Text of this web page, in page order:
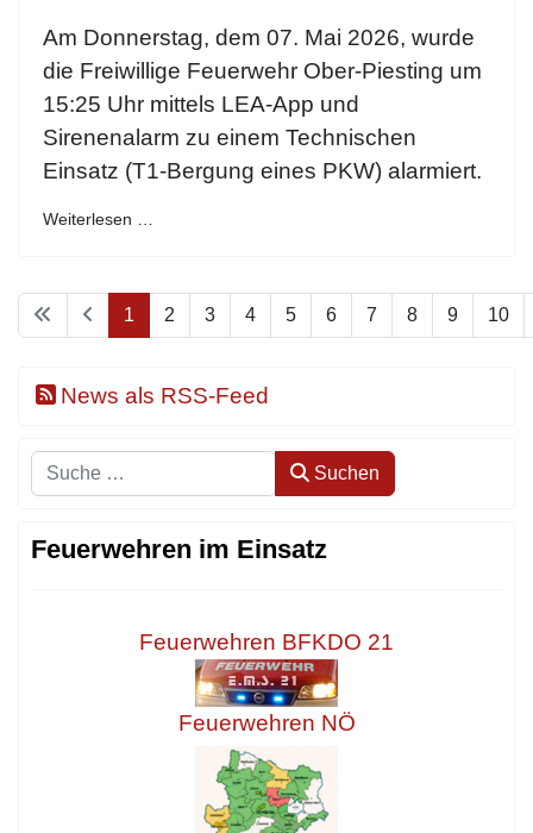
Am Donnerstag, dem 07. Mai 2026, wurde
die Freiwillige Feuerwehr Ober-Piesting um
15:25 Uhr mittels LEA-App und
Sirenenalarm zu einem Technischen
Einsatz (T1-Bergung eines PKW) alarmiert.
Weiterlesen …
1 2 3 4 5 6 7 8 9 10
News als RSS-Feed
Suchen Suchen
Feuerwehren im Einsatz
Feuerwehren BFKDO 21
Feuerwehren NÖ